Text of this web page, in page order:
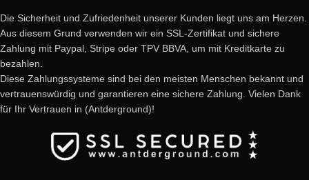
Die Sicherheit und Zufriedenheit unserer Kunden liegt uns am Herzen.
Aus diesem Grund verwenden wir ein SSL-Zertifikat und sichere
Zahlung mit Paypal, Stripe oder TPV BBVA, um mit Kreditkarte zu
bezahlen.
Diese Zahlungssysteme sind bei den meisten Menschen bekannt und
vertrauenswürdig und garantieren eine sichere Zahlung. Vielen Dank
für Ihr Vertrauen in (Antderground)!